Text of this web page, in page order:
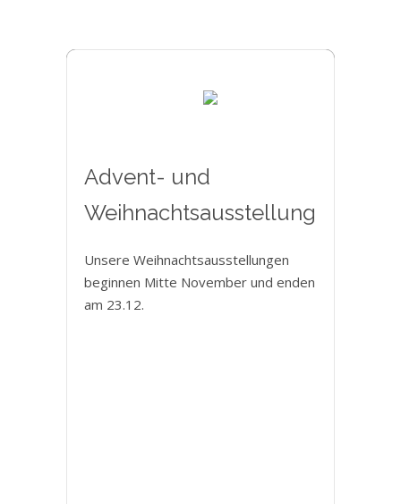
Advent- und
Weihnachtsausstellung
Unsere Weihnachtsausstellungen
beginnen Mitte November und enden
am 23.12.